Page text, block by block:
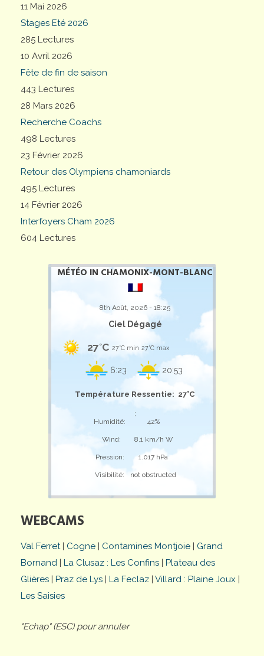
11 Mai 2026
Stages Eté 2026
285 Lectures
10 Avril 2026
Fête de fin de saison
443 Lectures
28 Mars 2026
Recherche Coachs
498 Lectures
23 Février 2026
Retour des Olympiens chamoniards
495 Lectures
14 Février 2026
Interfoyers Cham 2026
604 Lectures
MÉTÉO IN CHAMONIX-MONT-BLANC
8th Août, 2026 - 18:25
Ciel Dégagé
27°C 27°C min 27°C max
6:23 20:53
Température Ressentie: 27°C
;
Humidité:
42%
Wind: 8,1 km/h W
Pression: 1.017 hPa
Visibilité: not obstructed
WEBCAMS
Val Ferret| Cogne | Contamines Montjoie | Grand
Bornand | La Clusaz : Les Confins | Plateau des
Glières | Praz de Lys | La Feclaz | Villard : Plaine Joux |
Les Saisies
"Echap" (ESC) pour annuler